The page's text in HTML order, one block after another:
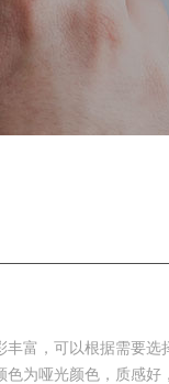
富，可以根据需要
色为哑光颜色，质感